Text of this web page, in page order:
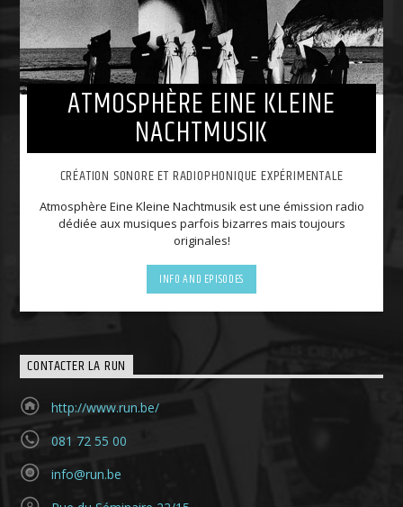
ATMOSPHÈRE EINE KLEINE
NACHTMUSIK
CRÉATION SONORE ET RADIOPHONIQUE EXPÉRIMENTALE
Atmosphère Eine Kleine Nachtmusik est une émission radio
dédiée aux musiques parfois bizarres mais toujours
originales!
INFO AND EPISODES
CONTACTER LA RUN
http://www.run.be/
081 72 55 00
info@run.be